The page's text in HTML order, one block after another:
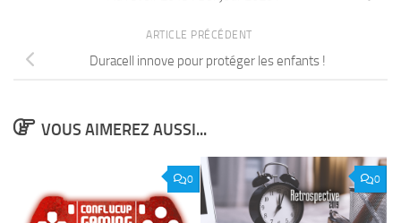
ARTICLE PRÉCÉDENT
Duracell innove pour protéger les enfants !
VOUS AIMEREZ AUSSI...
0 0